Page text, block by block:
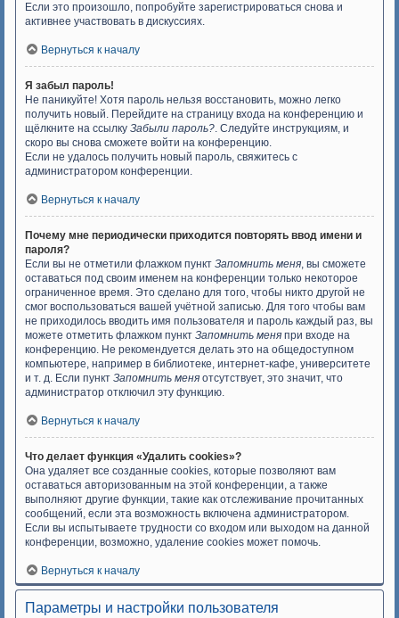
Если это произошло, попробуйте зарегистрироваться снова и
активнее участвовать в дискуссиях.
Вернуться к началу
Я забыл пароль!
Не паникуйте! Хотя пароль нельзя восстановить, можно легко
получить новый. Перейдите на страницу входа на конференцию и
щёлкните на ссылку Забыли пароль?. Следуйте инструкциям, и
скоро вы снова сможете войти на конференцию.
Если не удалось получить новый пароль, свяжитесь с
администратором конференции.
Вернуться к началу
Почему мне периодически приходится повторять ввод имени и
пароля?
Если вы не отметили флажком пункт Запомнить меня, вы сможете
оставаться под своим именем на конференции только некоторое
ограниченное время. Это сделано для того, чтобы никто другой не
смог воспользоваться вашей учётной записью. Для того чтобы вам
не приходилось вводить имя пользователя и пароль каждый раз, вы
можете отметить флажком пункт Запомнить меня при входе на
конференцию. Не рекомендуется делать это на общедоступном
компьютере, например в библиотеке, интернет-кафе, университете
и т. д. Если пункт Запомнить меня отсутствует, это значит, что
администратор отключил эту функцию.
Вернуться к началу
Что делает функция «Удалить cookies»?
Она удаляет все созданные cookies, которые позволяют вам
оставаться авторизованным на этой конференции, а также
выполняют другие функции, такие как отслеживание прочитанных
сообщений, если эта возможность включена администратором.
Если вы испытываете трудности со входом или выходом на данной
конференции, возможно, удаление cookies может помочь.
Вернуться к началу
Параметры и настройки пользователя